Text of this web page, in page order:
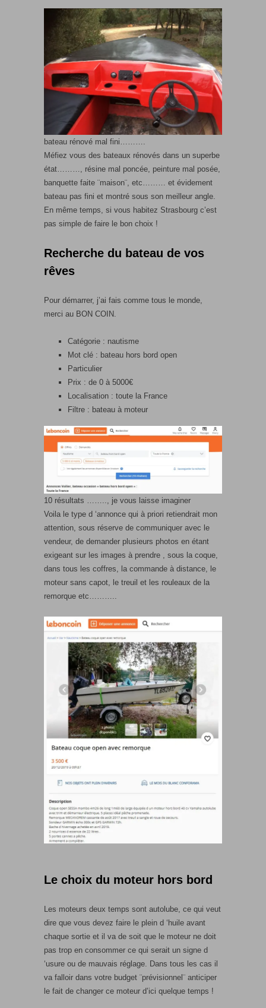
bateau rénové mal fini……….
Méfiez vous des bateaux rénovés dans un superbe
état………, résine mal poncée, peinture mal posée,
banquette faite ¨maison¨, etc……… et évidement
bateau pas fini et montré sous son meilleur angle.
En même temps, si vous habitez Strasbourg c’est
pas simple de faire le bon choix !
Recherche du bateau de vos
rêves
Pour démarrer, j’ai fais comme tous le monde,
merci au BON COIN.
Catégorie : nautisme
Mot clé : bateau hors bord open
Particulier
Prix : de 0 à 5000€
Localisation : toute la France
Filtre : bateau à moteur
10 résultats …….., je vous laisse imaginer
Voila le type d ‘annonce qui à priori retiendrait mon
attention, sous réserve de communiquer avec le
vendeur, de demander plusieurs photos en étant
exigeant sur les images à prendre , sous la coque,
dans tous les coffres, la commande à distance, le
moteur sans capot, le treuil et les rouleaux de la
remorque etc………..
Le choix du moteur hors bord
Les moteurs deux temps sont autolube, ce qui veut
dire que vous devez faire le plein d ‘huile avant
chaque sortie et il va de soit que le moteur ne doit
pas trop en consommer ce qui serait un signe d
‘usure ou de mauvais réglage. Dans tous les cas il
va falloir dans votre budget ¨prévisionnel¨ anticiper
le fait de changer ce moteur d’ici quelque temps !